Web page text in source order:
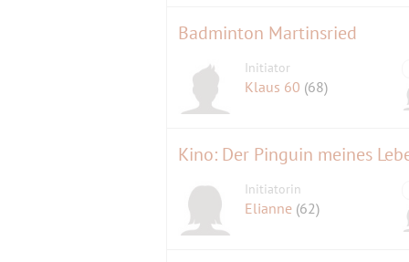
Badminton Martinsried
Initiator
Klaus 60 (68)
Kino: Der Pinguin meines
Initiatorin
Elianne (62)